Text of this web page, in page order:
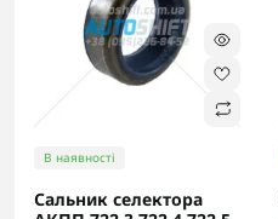
В наявності
Сальник селектора